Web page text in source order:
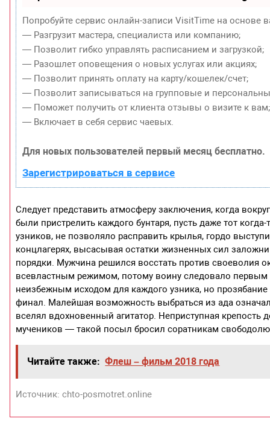
Попробуйте сервис онлайн-записи VisitTime на основе
— Разгрузит мастера, специалиста или компанию;
— Позволит гибко управлять расписанием и загрузкой;
— Разошлет оповещения о новых услугах или акциях;
— Позволит принять оплату на карту/кошелек/счет;
— Позволит записываться на групповые и
— Поможет получить от клиента отзывы о визите к вам;
— Включает в себя сервис чаевых.
Для новых пользователей первый месяц бесплатно.
Зарегистрироваться в сервисе
Следует представить атмосферу заключения, когда
были пристрелить каждого бунтаря, пусть даже тот
узников, не позволяло расправить крылья, гордо
концлагерях, высасывая остатки жизненных сил
порядки. Мужчина решился восстать против своеволия
всевластным режимом, потому воину следовало первым
неизбежным исходом для каждого узника, но
финал. Малейшая возможность выбраться из ада
вселял вдохновенный агитатор. Неприступная
мучеников — такой посыл бросил соратникам
Читайте также: Флеш – фильм 2018 года
Источник: chto-posmotret.online